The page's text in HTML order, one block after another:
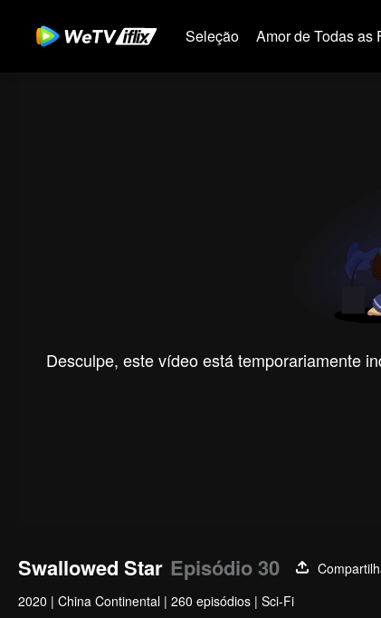
Seleção Amor de Todas as
Desculpe, este vídeo está temporariamente
Swallowed Star Episódio 30
2020 | China Continental | 260 episódios | Sci-Fi